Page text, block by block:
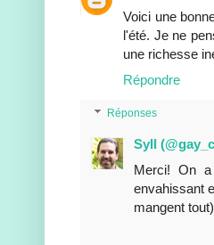
Voici une
l'été. Je ne
une richesse
Répondre
Réponses
Syll
Merci! On
envahissant
mangent